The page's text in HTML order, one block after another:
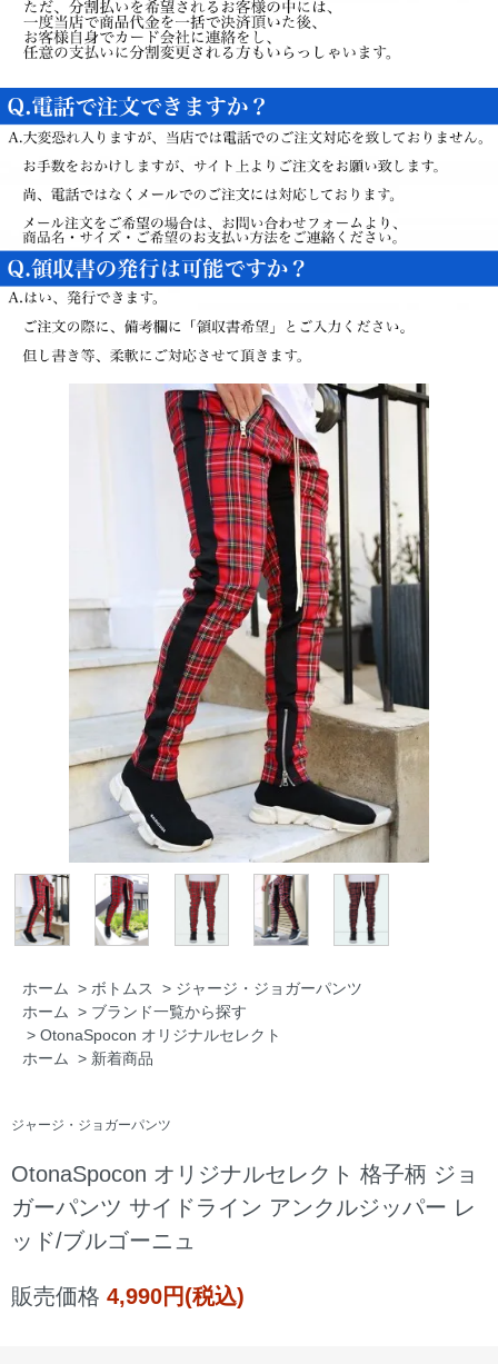
ホーム > ボトムス > ジャージ・ジョガーパンツ
ホーム > ブランド一覧から探す
> OtonaSpocon オリジナルセレクト
ホーム > 新着商品
ジャージ・ジョガーパンツ
OtonaSpocon オリジナルセレクト 格子柄 ジョ
ガーパンツ サイドライン アンクルジッパー レ
ッド/ブルゴーニュ
販売価格 4,990円(税込)